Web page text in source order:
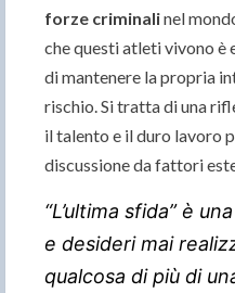
forze criminalinel
che questi atleti vivono è
di mantenere la propria
rischio. Si tratta di una
il talento e il duro lavoro
discussione da fattori
“L’ultima sfida” è
e desideri mai
qualcosa di più di